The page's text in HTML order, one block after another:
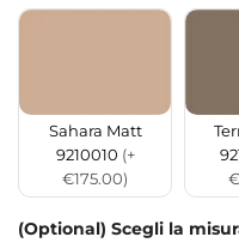
Sahara Matt
9210010 (+
€175.00)
(Optional) Scegli la